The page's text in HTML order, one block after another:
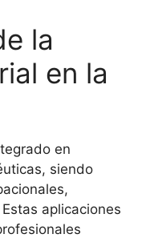
la
en la
en
siendo
aplicaciones